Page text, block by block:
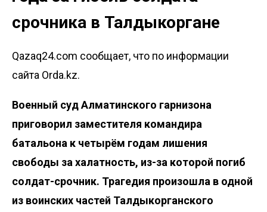
срочника в Талдыкоргане
Qazaq24.com сообщает, что по информации
сайта Orda.kz.
Военный суд Алматинского гарнизона
приговорил заместителя командира
батальона к четырём годам лишения
свободы за халатность, из-за которой погиб
солдат-срочник. Трагедия произошла в одной
из воинских частей Талдыкорганского